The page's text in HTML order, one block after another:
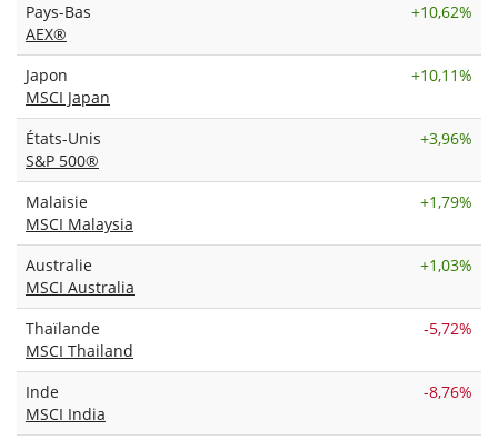
Pays-Bas
AEX®
+10,62%
Japon
MSCI Japan
+10,11%
États-Unis
S&P 500®
+3,96%
Malaisie
MSCI Malaysia
+1,79%
Australie
MSCI Australia
+1,03%
Thaïlande
MSCI Thailand
-5,72%
Inde
MSCI India
-8,76%